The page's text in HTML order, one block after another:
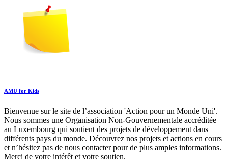
AMU for Kids
Bienvenue sur le site de l’association 'Action pour un Monde Uni'.
Nous sommes une Organisation Non-Gouvernementale accréditée
au Luxembourg qui soutient des projets de développement dans
différents pays du monde. Découvrez nos projets et actions en cours
et n’hésitez pas de nous contacter pour de plus amples informations.
Merci de votre intérêt et votre soutien.